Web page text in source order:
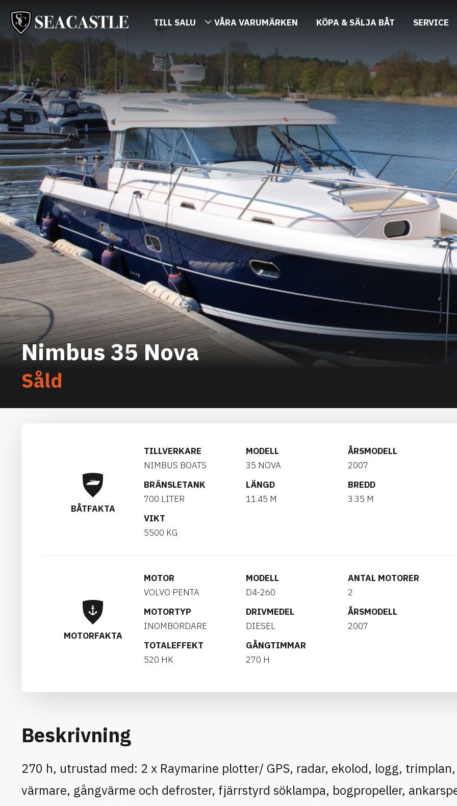
TILL SALU VÅRA VARUMÄRKEN KÖPA & SÄLJA BÅT SERVICE
Nimbus 35 Nova
Såld
BÅTFAKTA
TILLVERKARE
NIMBUS BOATS
MODELL
35 NOVA
ÅRSMODELL
2007
BRÄNSLETANK
700 LITER
LÄNGD
11.45 M
BREDD
3.35 M
VIKT
5500 KG
MOTORFAKTA
MOTOR
VOLVO PENTA
MODELL
D4-260
ANTAL MOTORER
2
MOTORTYP
INOMBORDARE
DRIVMEDEL
DIESEL
ÅRSMODELL
2007
TOTALEFFEKT
520 HK
GÅNGTIMMAR
270 H
Beskrivning
270 h, utrustad med: 2 x Raymarine plotter/ GPS, radar, ekolod, logg, trimplan,
värmare, gångvärme och defroster, fjärrstyrd söklampa, bogpropeller,